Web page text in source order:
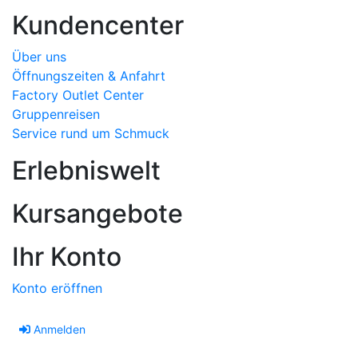
Kundencenter
Über uns
Öffnungszeiten & Anfahrt
Factory Outlet Center
Gruppenreisen
Service rund um Schmuck
Erlebniswelt
Kursangebote
Ihr Konto
Konto eröffnen
Anmelden